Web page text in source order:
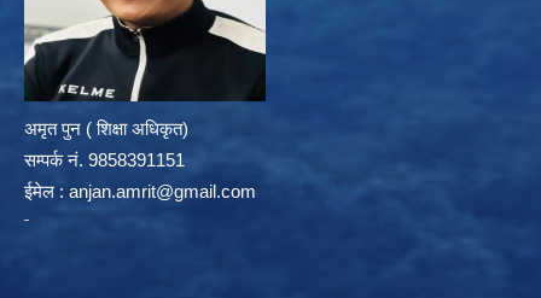
अमृत पुन ( शिक्षा अधिकृत)
सम्पर्क न‌ं. 9858391151
ईमेल : anjan.amrit@gmail.com